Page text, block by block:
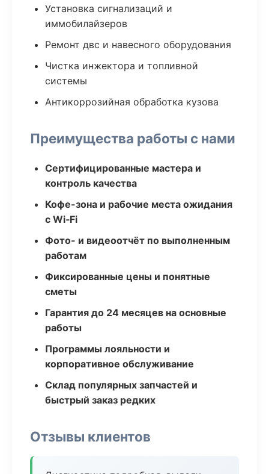
Установка сигнализаций и
иммобилайзеров
Ремонт двс и навесного оборудования
Чистка инжектора и топливной
системы
Антикоррозийная обработка кузова
Преимущества работы с нами
Сертифицированные мастера и
контроль качества
Кофе-зона и рабочие места ожидания
с Wi‑Fi
Фото- и видеоотчёт по выполненным
работам
Фиксированные цены и понятные
сметы
Гарантия до 24 месяцев на основные
работы
Программы лояльности и
корпоративное обслуживание
Склад популярных запчастей и
быстрый заказ редких
Отзывы клиентов